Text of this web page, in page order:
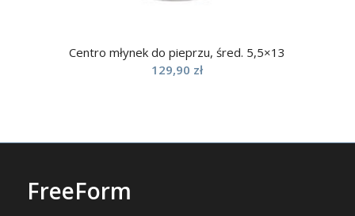
Centro młynek do pieprzu, śred. 5,5×13
129,90 zł
FreeForm